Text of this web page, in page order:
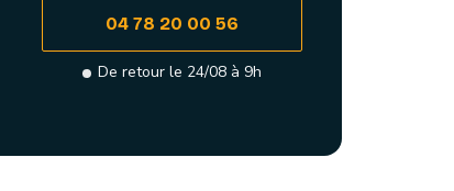
04 78 20 00 56
De retour le 24/08 à 9h